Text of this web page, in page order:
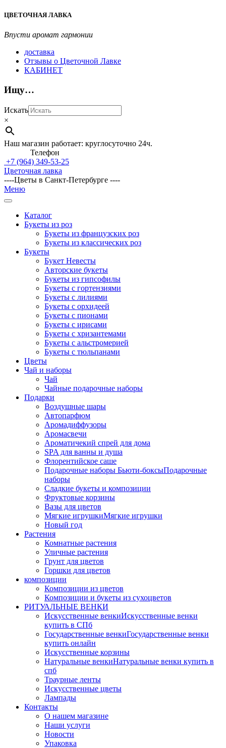
Перейти
содержимому
ЦВЕТОЧНАЯ ЛАВКА
Впусти аромат гармонии
доставка
Отзывы о Цветочной Лавке
КАБИНЕТ
Ищу…
Искать
×
Наш магазин работает: круглосуточно 24ч.
Телефон
+7 (964) 349-53-25
Цветочная лавка
----Цветы в Санкт-Петербурге ----
Главное
навигационное
Меню
Каталог
Букеты из роз
Букеты из французских роз
Букеты из классических роз
Букеты
Букет Невесты
Авторские букеты
Букеты из гипсофилы
Букеты с гортензиями
Букеты с лилиями
Букеты с орхидеей
Букеты с пионами
Букеты с ирисами
Букеты с хризантемами
Букеты с альстромерией
Букеты с тюльпанами
Цветы
Чай и наборы
Чай
Чайные подарочные наборы
Подарки
Воздушные шары
Автопарфюм
Аромадиффузоры
Аромасвечи
Ароматичекий спрей для дома
SPA для ванны и душа
Флорентийское саше
Подарочные наборы Бьюти-боксыПодарочные
наборы
Сладкие букеты и композиции
Фруктовые корзины
Вазы для цветов
Мягкие игрушкиМягкие игрушки
Новый год
Растения
Комнатные растения
Уличные растения
Грунт для цветов
Горшки для цветов
композиции
Композиции из цветов
Композиции и букеты из сухоцветов
РИТУАЛЬНЫЕ ВЕНКИ
Искусственные венкиИскусственные венки
купить в СПб
Государственные венкиГосударственные венки
купить онлайн
Искусственные корзины
Натуральные венкиНатуральные венки купить в
спб
Траурные ленты
Искусственные цветы
Лампады
Контакты
О нашем магазине
Наши услуги
Новости
Упаковка